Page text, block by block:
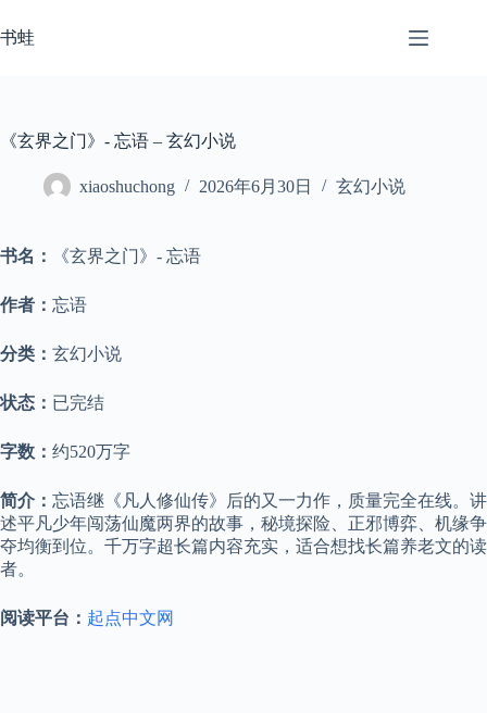
至
书蛙
《玄界之门》- 忘语 – 玄幻小说
xiaoshuchong 2026年6月30日 玄幻小说
书名： 《玄界之门》- 忘语
作者： 忘语
分类： 玄幻小说
状态： 已完结
字数： 约520万字
简介： 忘语继《凡人修仙传》后的又一力作，质量完全在线。讲
述平凡少年闯荡仙魔两界的故事，秘境探险、正邪博弈、机缘争
夺均衡到位。千万字超长篇内容充实，适合想找长篇养老文的读
者。
阅读平台： 起点中文网